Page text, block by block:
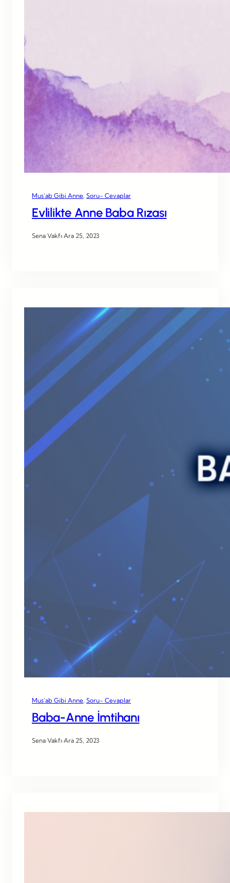
Mus’ab Gibi Anne Soru- Cevaplar
Evlilikte Anne Baba Rızası
Sena Vakfı·Ara 25, 2023
Mus’ab Gibi Anne Soru- Cevaplar
Baba-Anne İmtihanı
Sena Vakfı·Ara 25, 2023